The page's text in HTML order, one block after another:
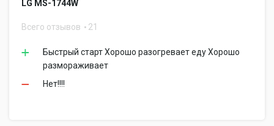
LG MS-1744W
Всего отзывов 21
Быстрый старт Хорошо разогревает еду Хорошо
размораживает
Нет!!!!